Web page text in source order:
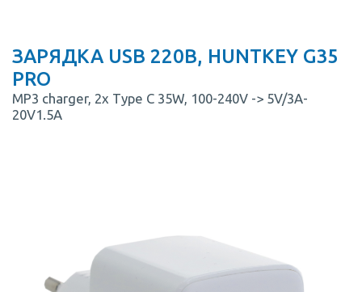
ЗАРЯДКА USB 220В, HUNTKEY G35
PRO
MP3 charger, 2x Type C 35W, 100-240V -> 5V/3A-
20V1.5A